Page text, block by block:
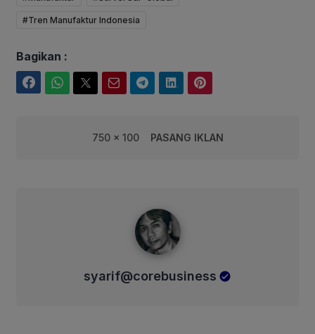
#Tren Manufaktur Indonesia
Bagikan :
750 x 100 PASANG IKLAN
syarif@corebusiness